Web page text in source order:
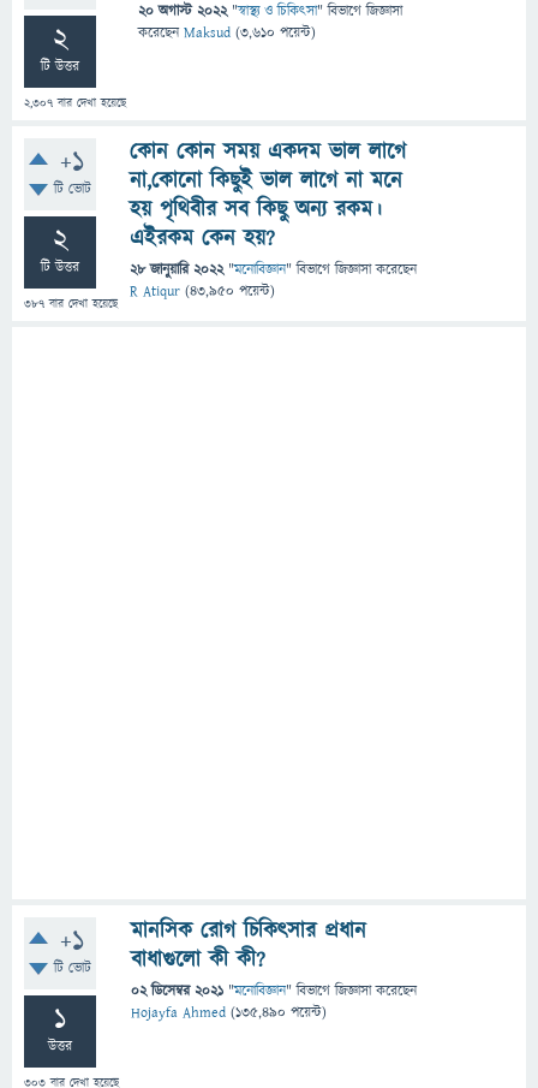
2
টি উত্তর
2,307 বার দেখা হয়েছে
20 অগাস্ট 2022 "স্বাস্থ্য ও চিকিৎসা" বিভাগে জিজ্ঞাসা
করেছেনMaksud (3,610 পয়েন্ট)
+1
টি ভোট
2
টি উত্তর
387 বার দেখা হয়েছে
কোন কোন সময় একদম ভাল লাগে
না,কোনো কিছুই ভাল লাগে না মনে
হয় পৃথিবীর সব কিছু অন্য রকম।
এইরকম কেন হয়?
28 জানুয়ারি 2022 "মনোবিজ্ঞান" বিভাগে জিজ্ঞাসাকরেছেন
R Atiqur (43,950 পয়েন্ট)
+1
টি ভোট
1
উত্তর
303 বার দেখা হয়েছে
মানসিক রোগ চিকিৎসার প্রধান
বাধাগুলো কী কী?
02 ডিসেম্বর 2021 "মনোবিজ্ঞান" বিভাগে জিজ্ঞাসাকরেছেন
Hojayfa Ahmed (135,490 পয়েন্ট)